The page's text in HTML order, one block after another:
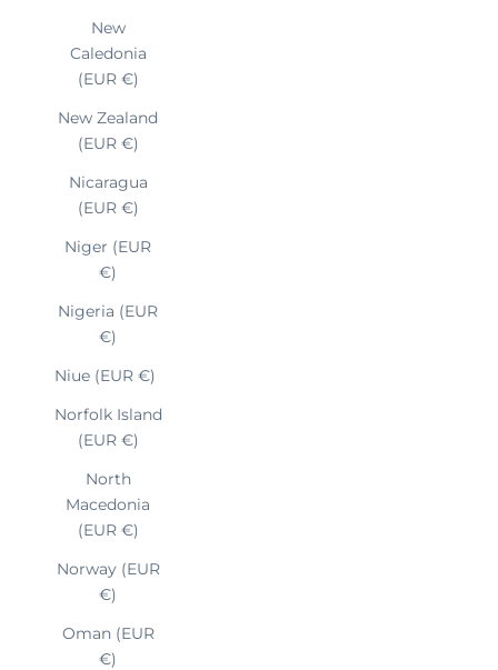
New
Caledonia
(EUR €)
New Zealand
(EUR €)
Nicaragua
(EUR €)
Niger (EUR
€)
Nigeria (EUR
€)
Niue (EUR €)
Norfolk Island
(EUR €)
North
Macedonia
(EUR €)
Norway (EUR
€)
Oman (EUR
€)